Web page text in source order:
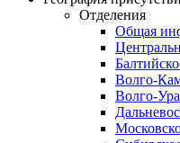
Отделения
Общая
Волго-
Волго-